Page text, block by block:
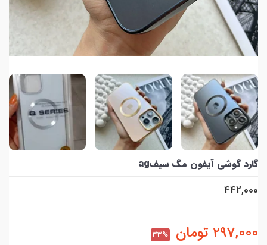
گارد گوشی آیفون مگ سیفag
442,000
297,000 تومان 33%